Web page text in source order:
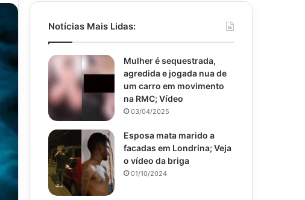
Notícias Mais Lidas:
Mulher é sequestrada,
agredida e jogada nua de
um carro em movimento
na RMC; Vídeo
03/04/2025
Esposa mata marido a
facadas em Londrina; Veja
o vídeo da briga
01/10/2024